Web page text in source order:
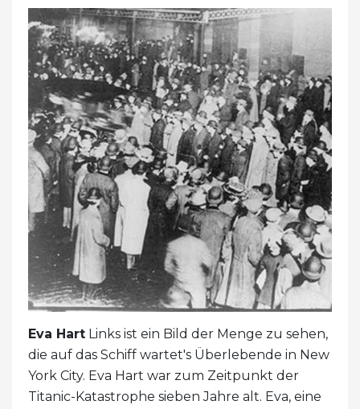
Eva Hart Links ist ein Bild der Menge zu sehen,
die auf das Schiff wartet's Überlebende in New
York City. Eva Hart war zum Zeitpunkt der
Titanic-Katastrophe sieben Jahre alt. Eva, eine